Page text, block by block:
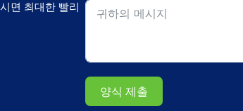
면 최대한 빨리
양식 제출